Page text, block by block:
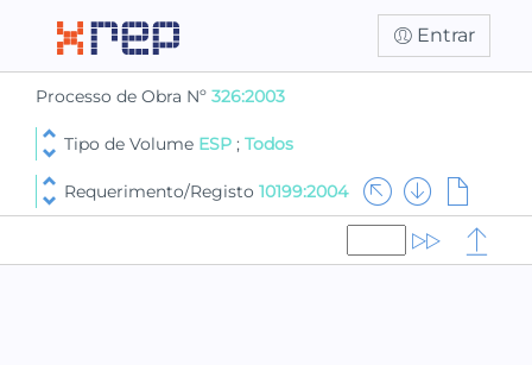
Entrar
Processo de Obra Nº 326:2003
Tipo de Volume ESP ; Todos
Requerimento/Registo 10199:2004